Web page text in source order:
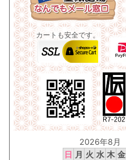
カートも安全です。
2026年8月
日 月 火 水 木 金